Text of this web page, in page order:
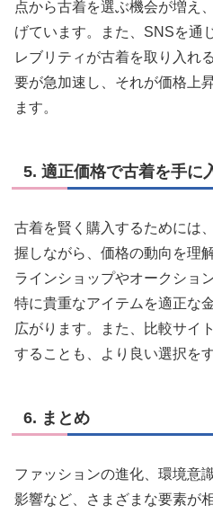
点から古着を選ぶ機会が増え
げています。また、SNSを通
レブリティが古着を取り入れ
要が急加速し、それが価格上
ます。
5. 適正価格で古着を手に
古着を賢く購入するためには
握しながら、価格の動向を理
ラインショップやオークショ
特に貴重なアイテムを適正な
広がります。また、比較サイ
することも、より良い選択を
6. まとめ
ファッションの進化、環境意
影響など、さまざまな要素が